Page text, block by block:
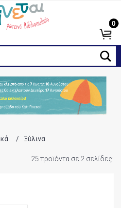
0
/ Ξύλινα
25 προϊόντα σε 2 σελίδες: